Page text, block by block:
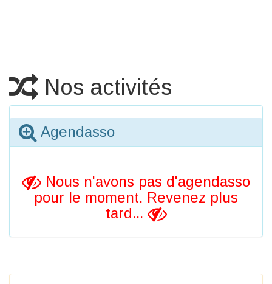
Nos activités
Agendasso
Nous n'avons pas d'agendasso
pour le moment. Revenez plus
tard...